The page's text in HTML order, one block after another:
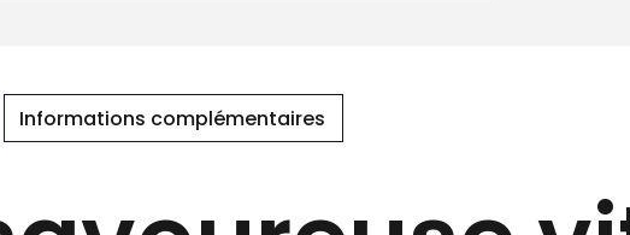
Informations complémentaires